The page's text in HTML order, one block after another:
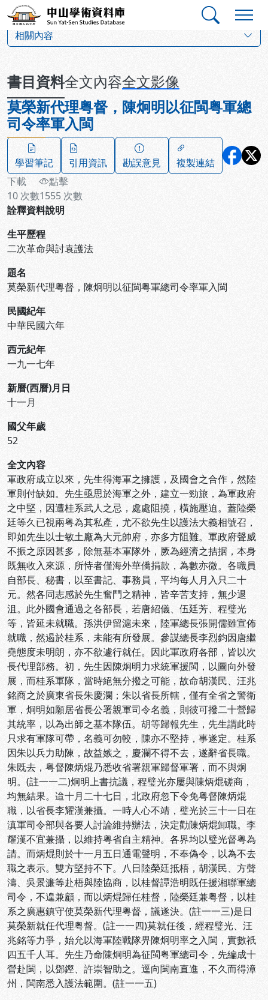
跳到主要內容
中山學術資料庫
相關內容
書目資料全文內容全文影像
莫榮新代理粤督，陳炯明以征閩粤軍總
司令率軍入閩
學習筆記 引用資訊 勘誤意見
複製連結
下載
10 次數
點擊
1555 次數
詮釋資料說明
生平歷程
二次革命與討袁護法
題名
莫榮新代理粤督，陳炯明以征閩粤軍總司令率軍入閩
民國紀年
中華民國六年
西元紀年
一九一七年
新曆(西曆)月日
十一月
國父年歲
52
全文內容
軍政府成立以來，先生得海軍之擁護，及國會之合作，然陸
軍則付缺如。先生亟思於海軍之外，建立一勁旅，為軍政府
之中堅，因遭桂系武人之忌，處處阻撓，橫施壓迫。蓋陸榮
廷等久已視兩粤為其私產，尤不欲先生以護法大義相號召，
即如先生以士敏土廠為大元帥府，亦多方阻難。軍政府聲威
不振之原因甚多，除無基本軍隊外，厥為經濟之拮据，本身
既無收入來源，所恃者僅海外華僑捐款，為數亦微。各職員
自部長、秘書，以至書記、事務員，平均每人月入只二十
元。然各同志感於先生奮鬥之精神，皆辛苦支持，無少退
沮。此外國會通過之各部長，若唐紹儀、伍廷芳、程璧光
等，皆延未就職。孫洪伊留滬未來，陸軍總長張開儒雖宣佈
就職，然遏於桂系，未能有所發展。參謀總長李烈鈞因唐繼
堯態度未明朗，亦不欲遽行就任。因此軍政府各部，皆以次
長代理部務。初，先生因陳炯明力求統軍援閩，以圖向外發
展，而桂系軍隊，當時絕無分撥之可能，故命胡漢民、汪兆
銘商之於廣東省長朱慶瀾；朱以省長所轄，僅有全省之警衛
軍，炯明如願居省長公署親軍司令名義，則彼可撥二十營歸
其統率，以為出師之基本隊伍。胡等歸報先生，先生謂此時
只求有軍隊可帶，名義可勿較，陳亦不堅持，事遂定。桂系
因朱以兵力助陳，故益嫉之，慶瀾不得不去，遂辭省長職。
朱既去，粤督陳炳焜乃悉收省署親軍歸督軍署，而不與炯
明。(註一一二)炯明上書抗議，程璧光亦屢與陳炳焜磋商，
均無結果。迨十月二十七日，北政府忽下令免粤督陳炳焜
職，以省長李耀漢兼攝。一時人心不靖，璧光於三十一日在
滇軍司令部與各要人討論維持辦法，決定勸陳炳焜卸職。李
耀漢不宜兼攝，以維持粤省自主精神。各界均以璧光督粤為
請。而炳焜則於十一月五日通電聲明，不奉偽令，以為不去
職之表示。雙方堅持不下。八日陸榮廷抵梧，胡漢民、方聲
濤、吳景濂等赴梧與陸協商，以桂督譚浩明既任援湘聯軍總
司令，不遑兼顧，而以炳焜歸任桂督，陸榮廷兼粤督，以桂
系之廣惠鎮守使莫榮新代理粤督，議遂決。(註一一三)是日
莫榮新就任代理粤督。(註一一四)莫就任後，經程璧光、汪
兆銘等力爭，始允以海軍陸戰隊畀陳炯明率之入閩，實數祇
四五千人耳。先生乃命陳炯明為征閩粤軍總司令，先編成十
營赴閩，以鄧鏗、許崇智助之。逕向閩南直進，不久而得漳
州，閩南悉入護法範圍。(註一一五)